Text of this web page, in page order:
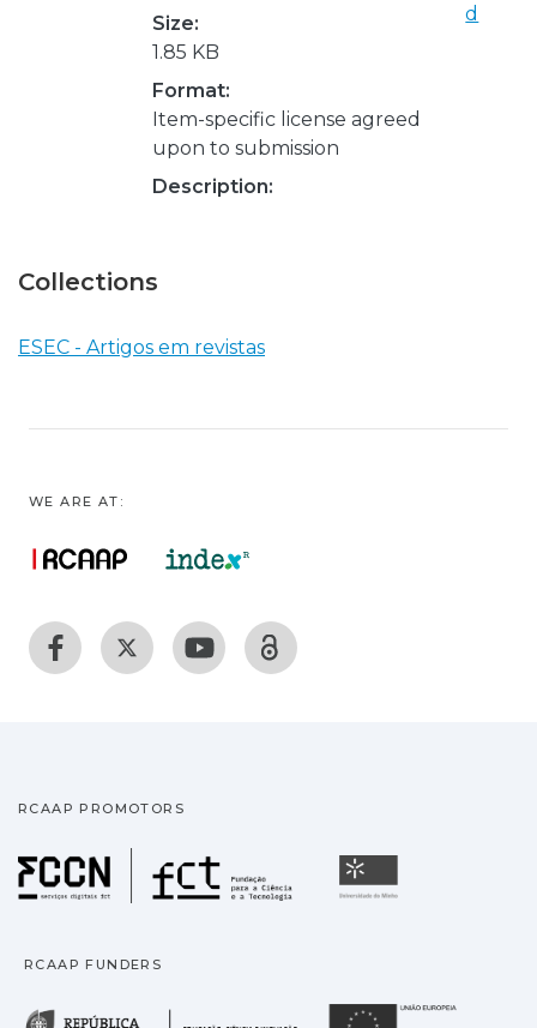
Size:
1.85 KB
Format:
Item-specific license agreed
upon to submission
Description:
d
Collections
ESEC - Artigos em revistas
WE ARE AT:
RCAAP PROMOTORS
Fundação para a
RCAAP FUNDERS
República Portuguesa